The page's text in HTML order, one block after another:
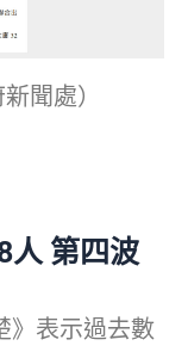
聞處）
人 第四波
》表示過去數